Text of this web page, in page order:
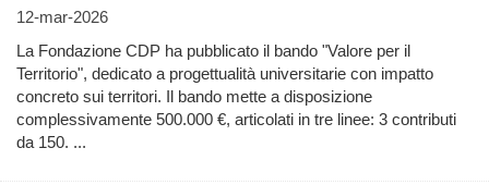
12-mar-2026
La Fondazione CDP ha pubblicato il bando "Valore per il
Territorio", dedicato a progettualità universitarie con impatto
concreto sui territori. Il bando mette a disposizione
complessivamente 500.000 €, articolati in tre linee: 3 contributi
da 150. ...